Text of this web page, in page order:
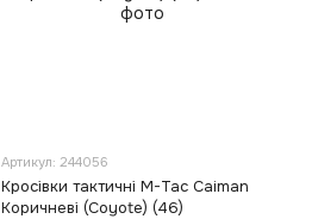
Артикул: 244056
Кросівки тактичні M-Tac Caiman
Коричневі (Coyote) (46)